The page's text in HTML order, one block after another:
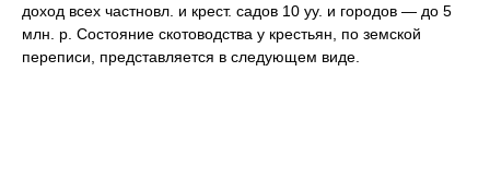
доход всех частновл. и крест. садов 10 уу. и городов — до 5
млн. р. Состояние скотоводства у крестьян, по земской
переписи, представляется в следующем виде.